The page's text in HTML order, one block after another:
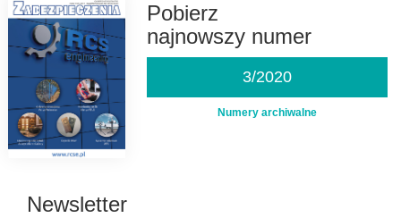
Pobierz
najnowszy numer
3/2020
Numery archiwalne
Newsletter